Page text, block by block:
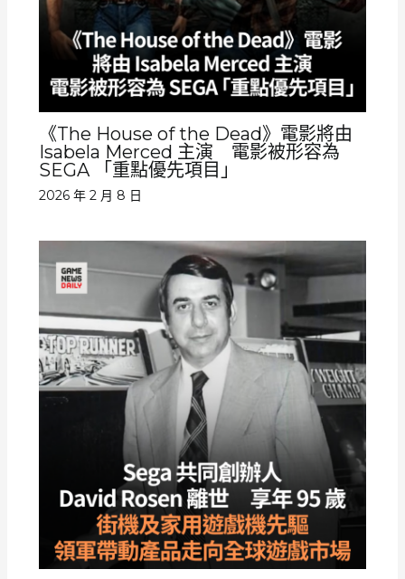
《The House of the Dead》電影將由
Isabela Merced 主演 電影被形容為
SEGA 「重點優先項目」
2026 年 2 月 8 日